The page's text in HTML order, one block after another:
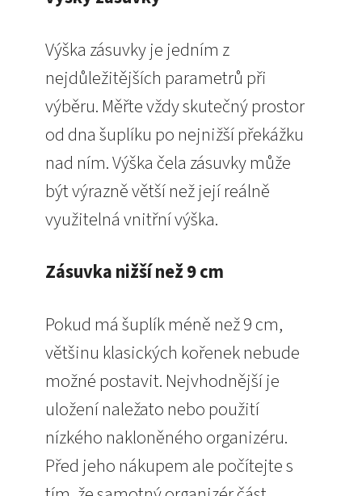
Výška zásuvky je jedním z
nejdůležitějších parametrů při
výběru. Měřte vždy skutečný prostor
od dna šuplíku po nejnižší překážku
nad ním. Výška čela zásuvky může
být výrazně větší než její reálně
využitelná vnitřní výška.
Zásuvka nižší než 9 cm
Pokud má šuplík méně než 9 cm,
většinu klasických kořenek nebude
možné postavit. Nejvhodnější je
uložení naležato nebo použití
nízkého nakloněného organizéru.
Před jeho nákupem ale počítejte s